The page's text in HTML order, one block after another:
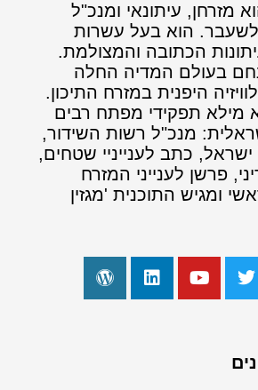
מזרחן, עיתונאי ומנכ"ל
לשעבר. הוא בעל עשרות
הכתובה והמצולמת.
בעולם המדיה החלה
היפנית במזרח התיכון.
מילא תפקידי מפתח רבים
מנכ"ל רשות השידור,
ישראל, כתב לענייניי שטחים,
פרשן לענייני המזרח
ומגיש התוכנית 'מגזין